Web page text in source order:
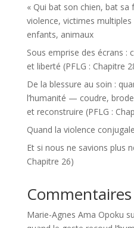
« Qui bat son chien, bat
violence, victimes
enfants, animaux
Sous emprise des écrans
et liberté (PFLG : Chapitre
De la blessure au soin :
l’humanité — coudre,
et reconstruire (PFLG :
Quand la violence
Et si nous ne savions plus
Chapitre 26)
Marie-Agnes Ama Opoku